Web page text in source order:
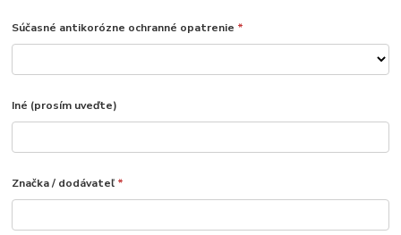
Súčasné antikorózne ochranné opatrenie *
Iné (prosím uveďte)
Značka / dodávateľ *